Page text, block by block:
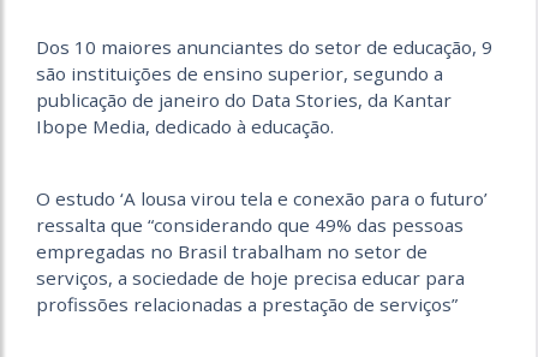
Dos 10 maiores anunciantes do setor de educação, 9
são instituições de ensino superior, segundo a
publicação de janeiro do Data Stories, da Kantar
Ibope Media, dedicado à educação.
O estudo ‘A lousa virou tela e conexão para o futuro’
ressalta que “considerando que 49% das pessoas
empregadas no Brasil trabalham no setor de
serviços, a sociedade de hoje precisa educar para
profissões relacionadas a prestação de serviços”